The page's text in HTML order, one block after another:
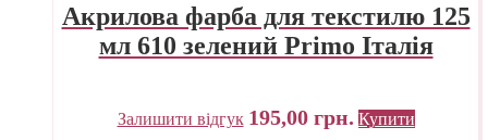
Акрилова фарба для текстилю 125
мл 610 зелений Primo Італія
Залишити відгук 195,00 грн. Купити